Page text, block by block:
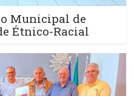
Municipal de
Étnico-Racial